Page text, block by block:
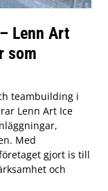
Lenn Art
som
teambuilding i
Lenn Art Ice
Med
gjort is till
och